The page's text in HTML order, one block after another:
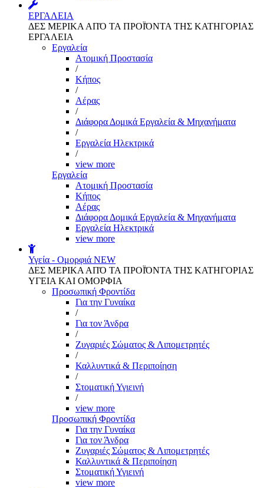
ΕΡΓΑΛΕΙΑ
ΔΕΣ ΜΕΡΙΚΑ ΑΠΌ ΤΑ ΠΡΟΪΌΝΤΑ ΤΗΣ ΚΑΤΗΓΟΡΙΑΣ
ΕΡΓΑΛΕΙΑ
Εργαλεία
Aτομική Προστασία
/
Kήπος
/
Αέρας
/
Διάφορα Δομικά Εργαλεία & Μηχανήματα
/
Εργαλεία Ηλεκτρικά
/
view more
Εργαλεία
Aτομική Προστασία
Kήπος
Αέρας
Διάφορα Δομικά Εργαλεία & Μηχανήματα
Εργαλεία Ηλεκτρικά
view more
Υγεία - Ομορφιά NEW
ΔΕΣ ΜΕΡΙΚΑ ΑΠΌ ΤΑ ΠΡΟΪΌΝΤΑ ΤΗΣ ΚΑΤΗΓΟΡΙΑΣ
ΥΓΕΙΑ ΚΑΙ ΟΜΟΡΦΙΑ
Προσωπική Φροντίδα
Για την Γυναίκα
/
Για τον Άνδρα
/
Ζυγαριές Σώματος & Λιπομετρητές
/
Καλλυντικά & Περιποίηση
/
Στοματική Υγιεινή
/
view more
Προσωπική Φροντίδα
Για την Γυναίκα
Για τον Άνδρα
Ζυγαριές Σώματος & Λιπομετρητές
Καλλυντικά & Περιποίηση
Στοματική Υγιεινή
view more